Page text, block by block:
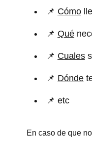
📌 Cómo
📌 Qué
📌 Cuales
📌 Dónde
📌 etc
En caso de que